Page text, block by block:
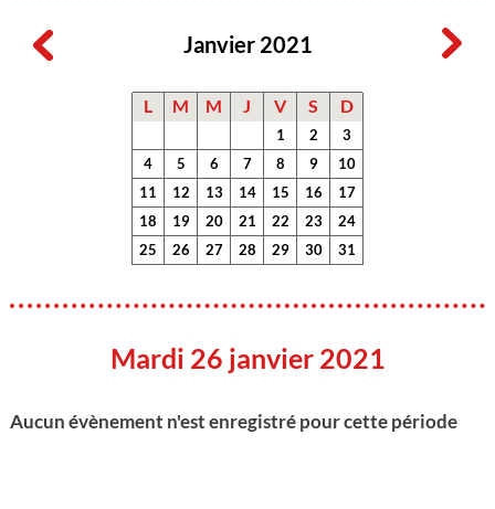
Janvier 2021
L M M J V S D
1 2
3
4
5 6 7 8 9
10
11
12 13 14 15 16
17
18
19 20 21 22 23
24
25
26 27 28 29 30 31
Mardi 26 janvier 2021
Aucun évènement n'est enregistré pour cette période